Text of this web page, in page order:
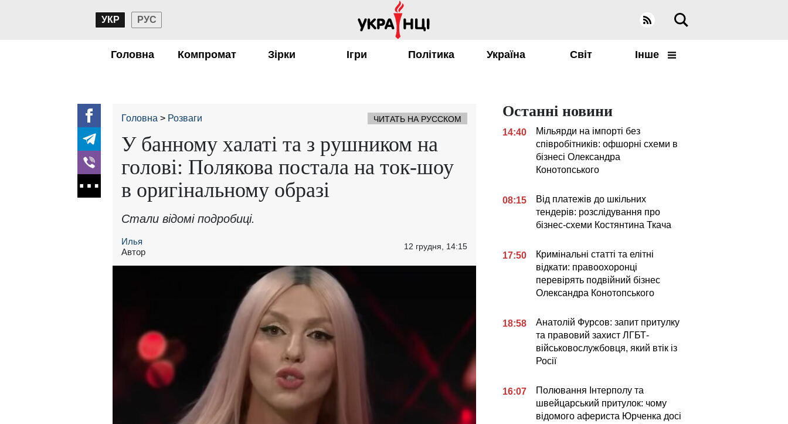
УКР РУС
Головна Компромат Зірки Ігри Політика Україна Світ Інше
Головна Розваги ЧИТАТЬ НА РУССКОМ
У банному халаті та з рушником на
голові: Полякова постала на ток-шоу
в оригінальному образі
Стали відомі подробиці.
Илья
Автор
12 грудня, 14:15
Останні новини
14:40
Мільярди на імпорті без
співробітників: офшорні схеми в
бізнесі Олександра
Конотопського
08:15
Від платежів до шкільних
тендерів: розслідування про
бізнес-схеми Костянтина Ткача
17:50
Кримінальні статті та елітні
відкати: правоохоронці
перевірять подвійний бізнес
Олександра Конотопського
18:58
Анатолій Фурсов: запит притулку
та правовий захист ЛГБТ-
військовослужбовця, який втік із
Росії
16:07
Полювання Інтерполу та
швейцарський притулок: чому
відомого афериста Юрченка досі